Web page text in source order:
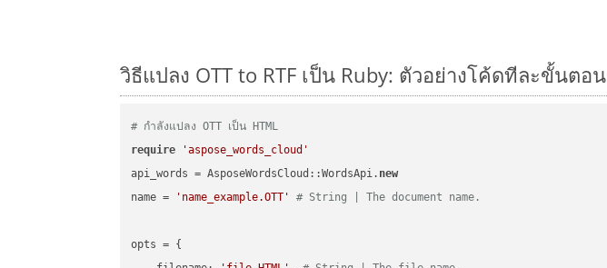
วิธีแปลง OTT to RTF เป็น Ruby: ตัวอย่างโค้ดทีละขั้นตอน
# กำลังแปลง OTT เป็น HTML
require
'aspose_words_cloud'
api_words = AsposeWordsCloud::WordsApi. new
name =
'name_example.OTT' # String | The document name.
opts = {